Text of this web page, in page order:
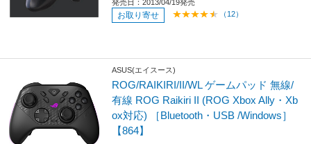
発売日：2013/04/19発売
お取り寄せ （12）
ASUS(エイスース)
ROG/RAIKIRI/II/WL ゲームパッド 無線/
有線 ROG Raikiri II (ROG Xbox Ally・Xb
ox対応) ［Bluetooth・USB /Windows］
【864】